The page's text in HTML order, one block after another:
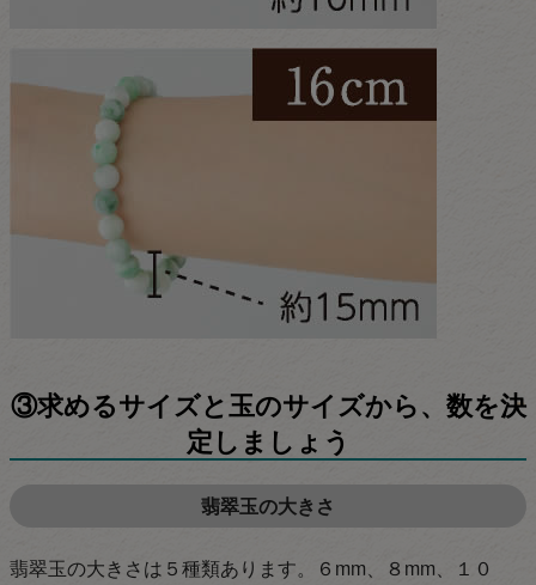
③求めるサイズと玉のサイズから、数を決
定しましょう
翡翠玉の大きさ
翡翠玉の大きさは５種類あります。６mm、８mm、１０